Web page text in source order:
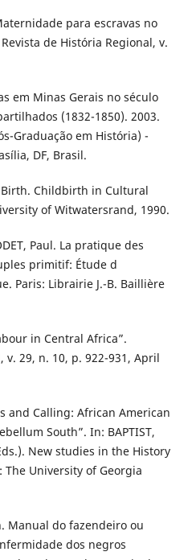
para escravas no
de História Regional, v.
em Minas Gerais no século
(1832-1850). 2003.
Graduação em História) -
DF, Brasil.
Birth. Childbirth in Cultural
of Witwatersrand, 1990.
Paul. La pratique des
primitif: Étude d
Paris: Librairie J.-B. Baillière
in Central Africa”.
29, n. 10, p. 922-931, April
and Calling: African American
South”. In: BAPTIST,
New studies in the History
The University of Georgia
Manual do fazendeiro ou
dos negros